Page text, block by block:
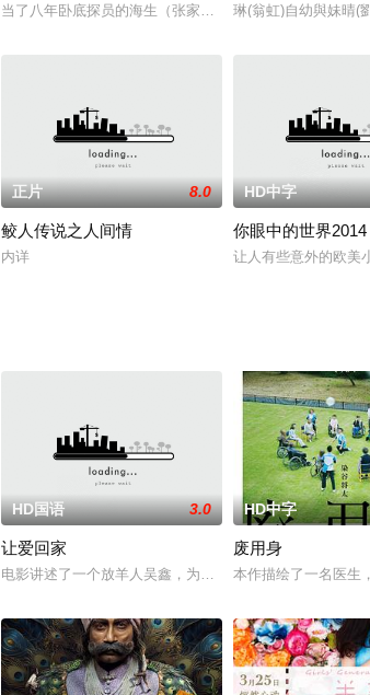
驾失控冲向隔邻行车线，休班警员Sam（古天乐 饰）
当了八年卧底探员的海生（张家辉饰）成功逮捕犯罪分子
琳(翁虹)自幼與妹晴(
,查理兹·塞隆,汤姆·麦卡锡,乔希·辛格,马特·查曼,乔尔·
正片 8.0
鲛人传说之人间情
内详
HD中字
你眼中的世界2014
让人有些意外的欧美
演唱会首秀做准备的同时，努力应对名利和行业压力的
HD国语 3.0
让爱回家
电影讲述了一个放羊人吴鑫，为两只羊和他人发生冲突，
HD中字
废用身
本作描绘了一名医生